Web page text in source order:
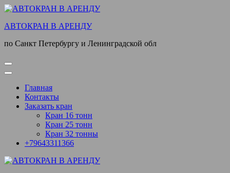
Перейти
содержимому
Enter)
АВТОКРАН В АРЕНДУ
по Санкт Петербургу и Ленинградской обл
Главная
Контакты
Заказать кран
Кран 16 тонн
Кран 25 тонн
Кран 32 тонны
+79643311366